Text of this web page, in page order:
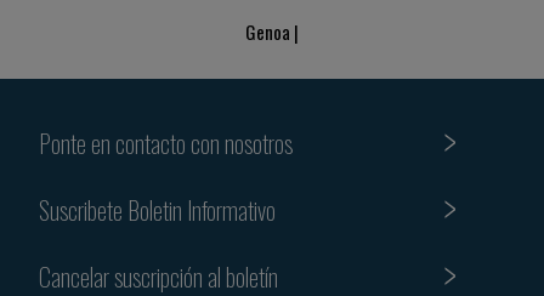
Genoa |
Ponte en contacto con nosotros
Suscribete Boletin Informativo
Cancelar suscripción al boletín